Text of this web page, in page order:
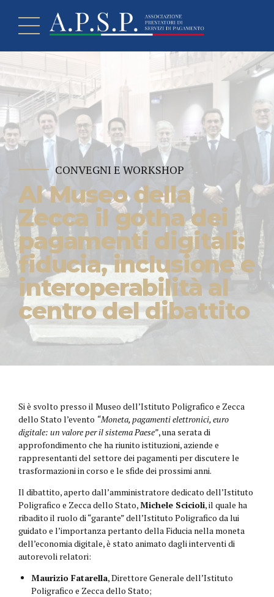
CONVEGNI E WORKSHOP
Al Museo della
Zecca il gotha dei
pagamenti digitali:
fiducia, inclusione e
interoperabilità al
centro del dibattito
Si è svolto presso il Museo dell’Istituto Poligrafico e Zecca
dello Stato l’evento “Moneta, pagamenti elettronici, euro
digitale: un valore per il sistema Paese”, una serata di
approfondimento che ha riunito istituzioni, aziende e
rappresentanti del settore dei pagamenti per discutere le
trasformazioni in corso e le sfide dei prossimi anni.
Il dibattito, aperto dall’amministratore dedicato dell’Istituto
Poligrafico e Zecca dello Stato, Michele Scicioli, il quale ha
ribadito il ruolo di “garante” dell’Istituto Poligrafico da lui
guidato e l’importanza pertanto della Fiducia nella moneta
dell’economia digitale, è stato animato dagli interventi di
autorevoli relatori:
Maurizio Fatarella, Direttore Generale dell’Istituto
Poligrafico e Zecca dello Stato;